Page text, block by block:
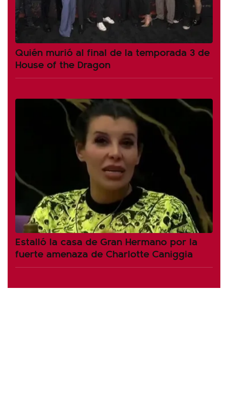
Quién murió al final de la temporada 3 de
House of the Dragon
Estalló la casa de Gran Hermano por la
fuerte amenaza de Charlotte Caniggia